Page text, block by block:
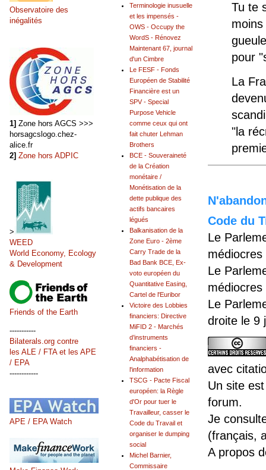
Tu te
pour
La
"la
Code du
Le
Le
Le
droite le 9
avec
Un site
forum.
Je
(français,
A propos
Terminologie inusuelle
et les impensés -
OWS - Occupy the
WordS - Rénovez
Maintenant 67, journal
d'un Cimbre
Le FESF - Fonds
Européen de Stabilité
Financière est un
SPV - Special
Purpose Vehicle
comme ceux qui ont
fait chuter Lehman
Brothers
BCE - Souveraineté
de la Création
monétaire /
Monétisation de la
dette publique des
actifs bancaires
légués
Balkanisation de la
Zone Euro - 2ème
Carry Trade de la
Bad Bank BCE, Ex-
voto européen du
Quantitative Easing,
Cartel de l'Euribor
Victoire des Lobbies
financiers: Directive
MiFID 2 - Marchés
d’instruments
financiers -
Analphabétisation de
l'information
TSCG - Pacte Fiscal
européen: la Règle
d'Or pour tuer le
Travailleur, casser le
Code du Travail et
organiser le dumping
social
Michel Barnier,
Commissaire
Observatoire des
inégalités
1] Zone hors AGCS >>>
horsagcslogo.chez-
alice.fr
2] Zone hors ADPIC
>
WEED
World Economy, Ecology
& Development
Friends of the Earth
-----------
Bilaterals.org contre
les ALE / FTA et les APE
/ EPA
------------
APE / EPA Watch